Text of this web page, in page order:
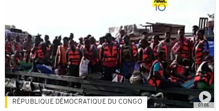
01:06
RÉPUBLIQUE DÉMOCRATIQUE DU CONGO